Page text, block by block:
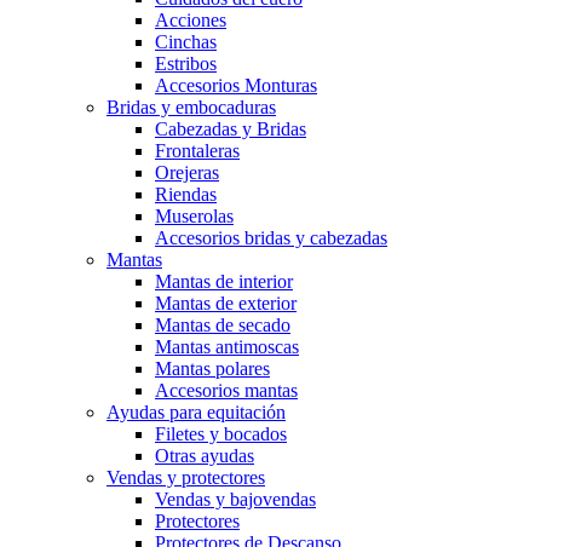
Acciones
Cinchas
Estribos
Accesorios Monturas
Bridas y embocaduras
Cabezadas y Bridas
Frontaleras
Orejeras
Riendas
Muserolas
Accesorios bridas y cabezadas
Mantas
Mantas de interior
Mantas de exterior
Mantas de secado
Mantas antimoscas
Mantas polares
Accesorios mantas
Ayudas para equitación
Filetes y bocados
Otras ayudas
Vendas y protectores
Vendas y bajovendas
Protectores
Protectores de Descanso